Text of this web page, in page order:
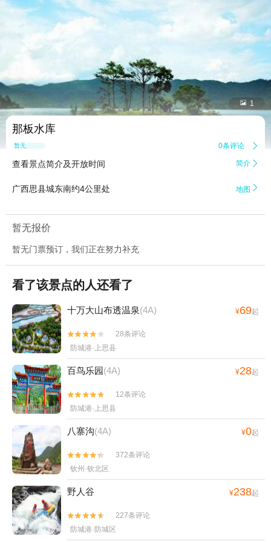
 1
那板水库
暂无点评 0条评论 
查看景点简介及开放时间 简介 
广西思县城东南约4公里处 地图 
暂无报价
暂无门票预订，我们正在努力补充
看了该景点的人还看了
十万大山布透温泉(4A) ¥69起


28条评论
防城港·上思县
百鸟乐园(4A) ¥28起


12条评论
防城港·上思县
八寨沟(4A) ¥0起


372条评论
钦州·钦北区
野人谷 ¥238起


227条评论
防城港·防城区